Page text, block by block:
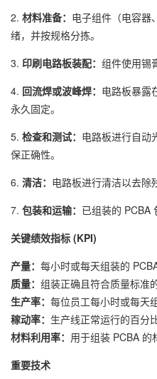
2. 材料准备： 电子组件（电容器
绪，并按规格分拣。
3. 印刷电路板装配： 组件使用锡
4. 回流焊或波峰焊： 电路板暴露
永久固定。
5. 检查和测试： 电路板进行自动
保正确性。
6. 清洁： 电路板进行清洁以去除
7. 包装和运输： 已组装的 PCBA
关键绩效指标 (KPI)
产量： 每小时或每天组装的
质量： 组装正确且符合质量标准
生产率： 每位员工每小时或每天
稼动率： 生产线正常运行的百分比
材料利用率： 用于组装 PCBA 的
重要技术